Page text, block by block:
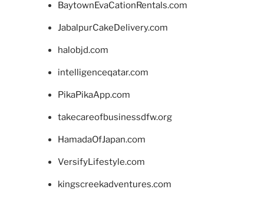
BaytownEvaCationRentals.com
JabalpurCakeDelivery.com
halobjd.com
intelligenceqatar.com
PikaPikaApp.com
takecareofbusinessdfw.org
HamadaOfJapan.com
VersifyLifestyle.com
kingscreekadventures.com